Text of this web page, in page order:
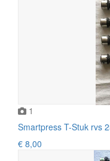
1
Smartpress T-Stuk rvs
€ 8,00